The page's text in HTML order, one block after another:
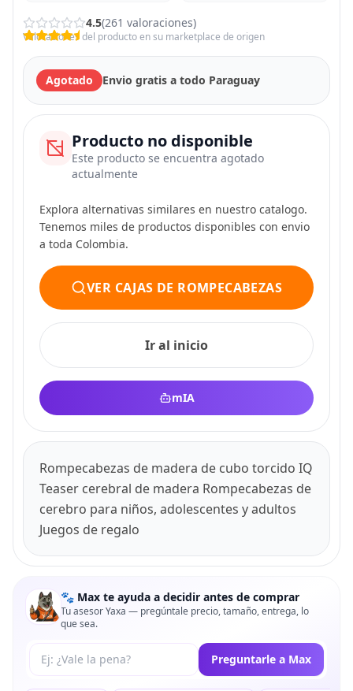
4.5(261 valoraciones)
Valoraciones del producto en su marketplace de origen
Agotado Envio gratis a todo Paraguay
Producto no disponible
Este producto se encuentra agotado
actualmente
Explora alternativas similares en nuestro catalogo.
Tenemos miles de productos disponibles con envio
a toda Colombia.
VER CAJAS DE ROMPECABEZAS
Ir al inicio
mIA
Rompecabezas de madera de cubo torcido IQ
Teaser cerebral de madera Rompecabezas de
cerebro para niños, adolescentes y adultos
Juegos de regalo
🐾 Max te ayuda a decidir antes de comprar
Tu asesor Yaxa — pregúntale precio, tamaño, entrega, lo
que sea.
Tu pregunta a Max Preguntarle a Max